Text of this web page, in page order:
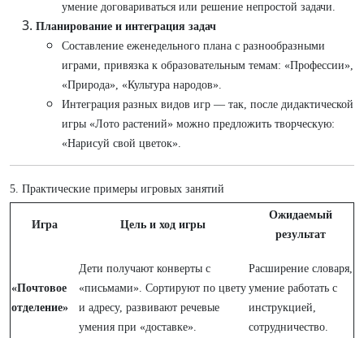
умение договариваться или решение непростой задачи.
Планирование и интеграция задач
Составление еженедельного плана с разнообразными
играми, привязка к образовательным темам: «Профессии»,
«Природа», «Культура народов».
Интеграция разных видов игр — так, после дидактической
игры «Лото растений» можно предложить творческую:
«Нарисуй свой цветок».
5. Практические примеры игровых занятий
Игра Цель и ход игры
Ожидаемый
результат
«Почтовое
отделение»
Дети получают конверты с
«письмами». Сортируют по цвету
и адресу, развивают речевые
умения при «доставке».
Расширение словаря,
умение работать с
инструкцией,
сотрудничество.